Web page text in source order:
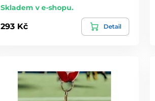
Skladem v e-shopu.
293 Kč Detail